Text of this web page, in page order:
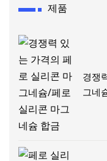
제품
경쟁
그네